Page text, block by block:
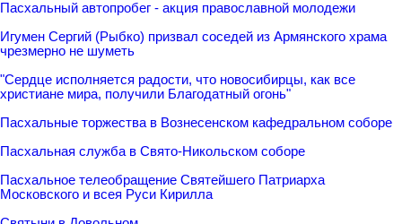
Пасхальный автопробег - акция православной молодежи
Игумен Сергий (Рыбко) призвал соседей из Армянского храма
чрезмерно не шуметь
"Сердце исполняется радости, что новосибирцы, как все
христиане мира, получили Благодатный огонь"
Пасхальные торжества в Вознесенском кафедральном соборе
Пасхальная служба в Свято-Никольском соборе
Пасхальное телеобращение Святейшего Патриарха
Московского и всея Руси Кирилла